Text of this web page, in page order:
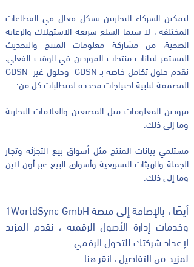
لتمكين الشركاء التجاريين بشكل فعال في القطاعات
المختلفة ، لا سيما السلع سريعة الاستهلاك والرعاية
الصحية، من مشاركة معلومات المنتج والتحديث
المستمر لبيانات منتجات الموردين في الوقت الفعلي،
نقدم حلول تكامل خاصة بـ GDSN وحلول غير GDSN
المصممة لتلبية احتياجات محددة لمتطلبات كل من:
مزودين المعلومات مثل المصنعين والعلامات التجارية
وما إلى ذلك.
مستلمي بيانات المنتج مثل أسواق بيع التجزئة وتجار
الجملة والهيئات التشريعية وأسواق البيع عبر أون لاين
وما إلى ذلك.
أيضًا ، بالإضافة إلى منصة 1WorldSync GmbH
وخدمات إدارة الأصول الرقمية ، نقدم المزيد
لإعداد شركتك للتحول الرقمي.
لمزيد من التفاصيل ،انقر هنا.